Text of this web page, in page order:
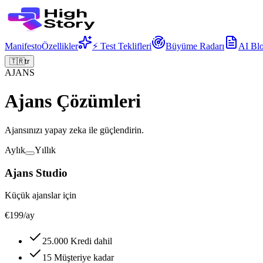
ManifestoÖzellikler ⚡ Test Teklifleri Büyüme Radarı AI
🇹🇷tr
AJANS
Ajans Çözümleri
Ajansınızı yapay zeka ile güçlendirin.
Aylık
Yıllık
Ajans Studio
Küçük ajanslar için
€199/ay
25.000 Kredi dahil
15 Müşteriye kadar